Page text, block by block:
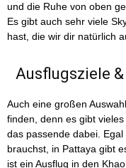
und die Ruhe von oben
Es gibt auch sehr viele
hast, die wir dir natürlich
Ausflugsziele
Auch eine großen
finden, denn es gibt
das passende dabei.
brauchst, in Pattaya gibt
ist ein Ausflug in den